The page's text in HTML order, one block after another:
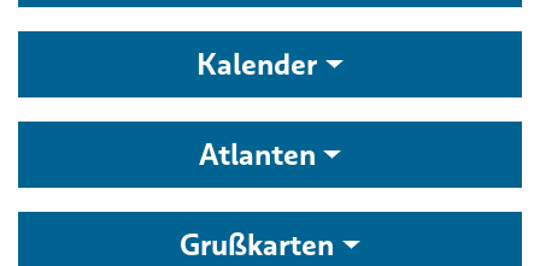
Kalender
Atlanten
Grußkarten